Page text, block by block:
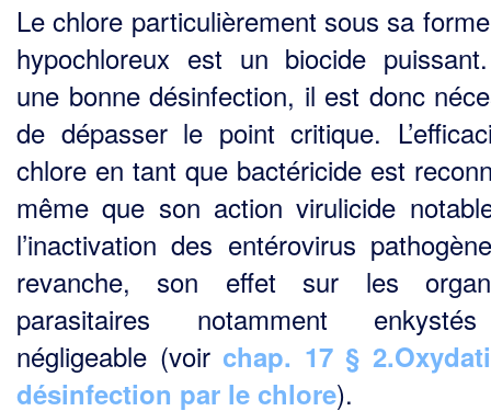
Le chlore particulièrement sous sa
hypochloreux est un biocide
une bonne désinfection, il est donc
de dépasser le point critique.
chlore en tant que bactéricide est
même que son action virulicide
l’inactivation des entérovirus
revanche, son effet sur les
parasitaires notamment
négligeable (voir chap. 17 §
désinfection par le chlore).